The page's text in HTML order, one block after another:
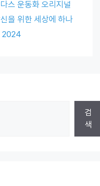
스 운동화 오리지널
을 위한 세상에 하나
2024
검
색